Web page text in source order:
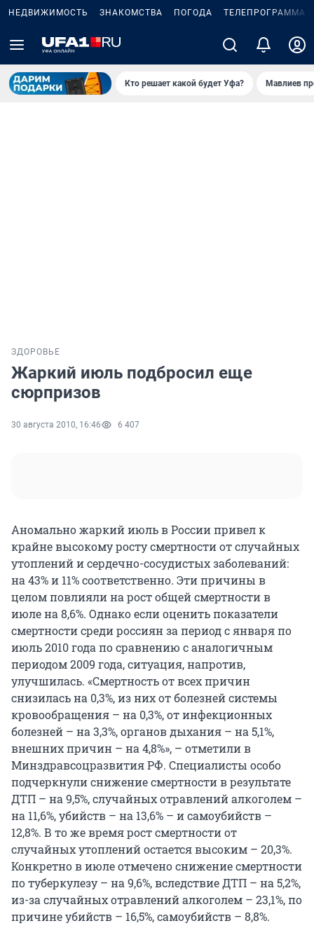
НЕДВИЖИМОСТЬ ЗНАКОМСТВА ПОГОДА ТЕЛЕПРОГРАММА
Кто решает какой будет Уфа? Мавлиев
ЗДОРОВЬЕ
Жаркий июль подбросил еще
сюрпризов
30 августа 2010, 16:46 6 407
Аномально жаркий июль в России привел к
крайне высокому росту смертности от случайных
утоплений и сердечно-сосудистых заболеваний:
на 43% и 11% соответственно. Эти причины в
целом повлияли на рост общей смертности в
июле на 8,6%. Однако если оценить показатели
смертности среди россиян за период с января по
июль 2010 года по сравнению с аналогичным
периодом 2009 года, ситуация, напротив,
улучшилась. «Смертность от всех причин
снизилась на 0,3%, из них от болезней системы
кровообращения – на 0,3%, от инфекционных
болезней – на 3,3%, органов дыхания – на 5,1%,
внешних причин – на 4,8%», – отметили в
Минздравсоцразвития РФ. Специалисты особо
подчеркнули снижение смертности в результате
ДТП – на 9,5%, случайных отравлений алкоголем –
на 11,6%, убийств – на 13,6% – и самоубийств –
12,8%. В то же время рост смертности от
случайных утоплений остается высоким – 20,3%.
Конкретно в июле отмечено снижение смертности
по туберкулезу – на 9,6%, вследствие ДТП – на 5,2%,
из-за случайных отравлений алкоголем – 23,1%, по
причине убийств – 16,5%, самоубийств – 8,8%.